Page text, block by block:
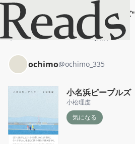
ochimo" 小名浜ピープルズ"
ホーム ochimo 投稿
ochimo@ochimo_335
小名浜ピープルズ
小松理虔
気になる